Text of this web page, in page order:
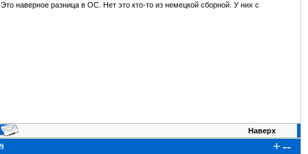
наверное разница в ОС. Нет это кто-то из немецкой сборной. У них с
Наверх
+--